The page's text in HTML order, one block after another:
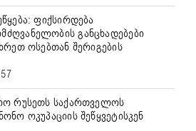
ფიქსირდება
განცხადებები
ოსებთან შერიგების
რუსეთს საქართველოს
ოკუპაციის შეწყვეტისკენ